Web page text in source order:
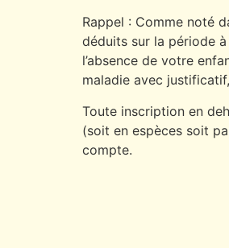
Rappel : Comme noté
déduits sur la période
l’absence de votre
maladie avec
Toute inscription en
(soit en espèces soit
compte.